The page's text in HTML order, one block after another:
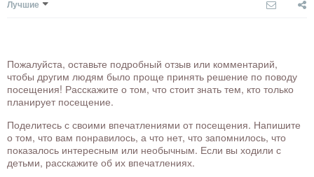
Лучшие
Пожалуйста, оставьте подробный отзыв или комментарий,
чтобы другим людям было проще принять решение по поводу
посещения! Расскажите о том, что стоит знать тем, кто только
планирует посещение.
Поделитесь с своими впечатлениями от посещения. Напишите
о том, что вам понравилось, а что нет, что запомнилось, что
показалось интересным или необычным. Если вы ходили с
детьми, расскажите об их впечатлениях.